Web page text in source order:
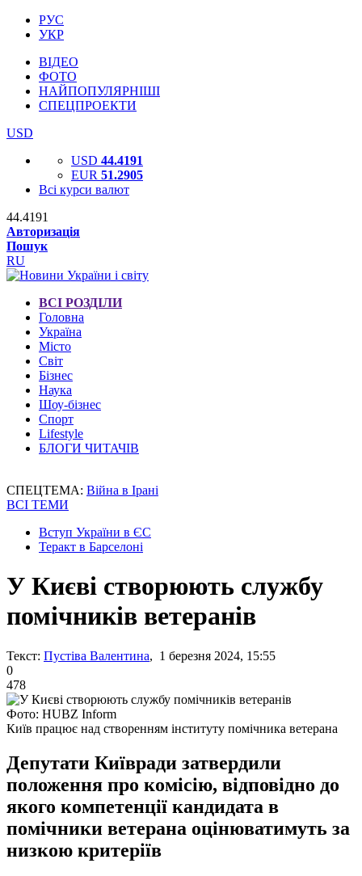
РУС
УКР
ВІДЕО
ФОТО
НАЙПОПУЛЯРНІШІ
СПЕЦПРОЕКТИ
USD
USD 44.4191
EUR 51.2905
Всі курси валют
44.4191
Авторизація
Пошук
RU
ВСІ РОЗДІЛИ
Головна
Україна
Місто
Світ
Бізнес
Наука
Шоу-бізнес
Спорт
Lifestyle
БЛОГИ ЧИТАЧІВ
СПЕЦТЕМА: Війна в Ірані
ВСІ ТЕМИ
Вступ України в ЄС
Теракт в Барселоні
У Києві створюють службу
помічників ветеранів
Текст: Пустіва Валентина, 1 березня 2024, 15:55
0
478
Фото: HUBZ Inform
Київ працює над створенням інституту помічника ветерана
Депутати Київради затвердили
положення про комісію, відповідно до
якого компетенції кандидата в
помічники ветерана оцінюватимуть за
низкою критеріїв